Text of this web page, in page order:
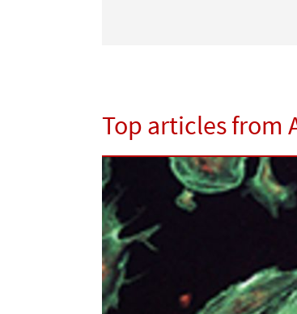
Top articles from